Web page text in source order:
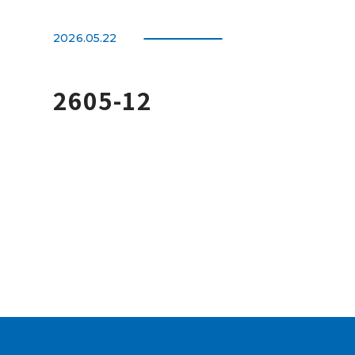
2026.05.22
2605-12